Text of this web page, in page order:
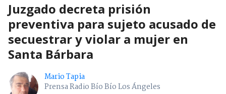
Juzgado decreta prisión
preventiva para sujeto acusado de
secuestrar y violar a mujer en
Santa Bárbara
Mario Tapia
Prensa Radio Bío Bío Los Ángeles